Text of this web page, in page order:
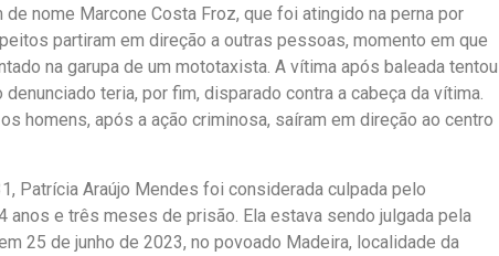
nome Marcone Costa Froz, que foi atingido na perna por
partiram em direção a outras pessoas, momento em que
na garupa de um mototaxista. A vítima após baleada tentou
teria, por fim, disparado contra a cabeça da vítima.
homens, após a ação criminosa, saíram em direção ao centro
Patrícia Araújo Mendes foi considerada culpada pelo
anos e três meses de prisão. Ela estava sendo julgada pela
25 de junho de 2023, no povoado Madeira, localidade da